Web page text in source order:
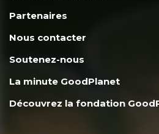
Partenaires
Nous contacter
Soutenez-nous
La minute GoodPlanet
Découvrez la fondation